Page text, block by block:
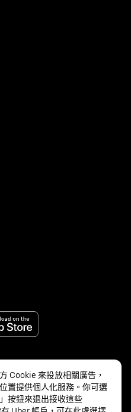
Cookie 來投放相關廣告，
置提供個人化服務。你可選
按鈕來退出接收這些